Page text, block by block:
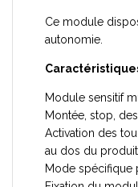
Ce module
autonomie.
Module sensitif
Montée, stop,
Activation des
au dos du produit.
Mode spécifique